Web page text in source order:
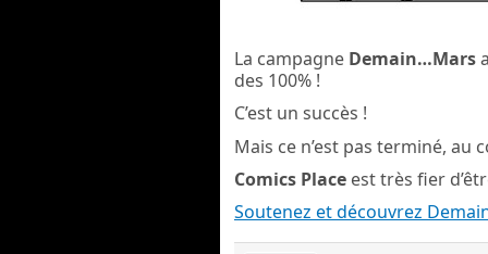
La campagne Demain…Mars
des 100% !
C’est un succès !
Mais ce n’est pas terminé, au
Comics Place est très fier
Soutenez et découvrez